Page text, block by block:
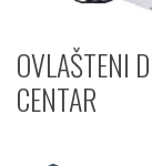
OVLAŠTENI
CENTAR​